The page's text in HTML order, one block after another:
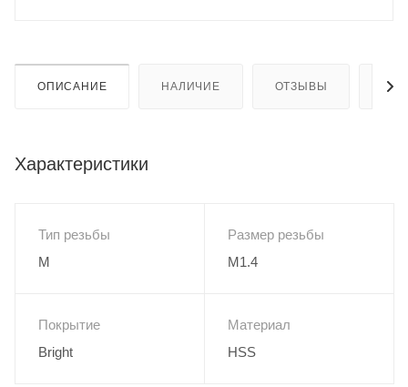
ОПИСАНИЕ НАЛИЧИЕ ОТЗЫВЫ
Характеристики
Тип резьбы
M
Размер резьбы
M1.4
Покрытие
Bright
Материал
HSS